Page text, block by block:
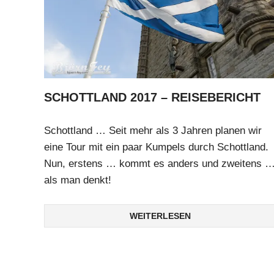
SCHOTTLAND 2017 – REISEBERICHT
Schottland … Seit mehr als 3 Jahren planen wir
eine Tour mit ein paar Kumpels durch Schottland.
Nun, erstens … kommt es anders und zweitens
als man denkt!
WEITERLESEN